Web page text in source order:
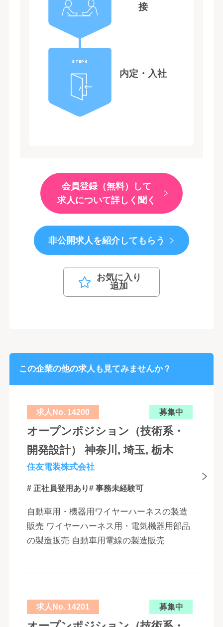
接
STEP6
内定・入社
会員登録（無料）して
求人について詳しく聞く
非公開求人を紹介してもらう
お気に入り
追加
この企業の他の求人も見てみませんか？
求人No. 14200 募集中
オープンポジション（技術系・
開発設計） 神奈川, 埼玉, 栃木
住友電装株式会社
# 正社員登用あり# 事務未経験可
自動車用・機器用ワイヤーハーネスの製造
販売 ワイヤーハーネス用・電気機器用部品
の製造販売 自動車用電線の製造販売
求人No. 14201 募集中